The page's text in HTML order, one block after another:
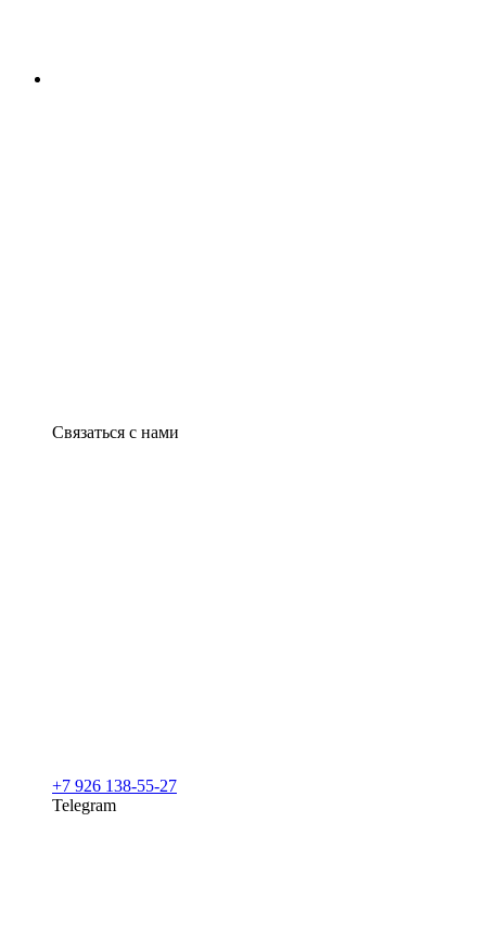
Связаться с нами
+7 926 138-55-27
Telegram